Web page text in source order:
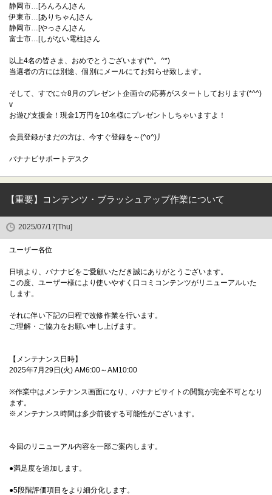
静岡市…[ろんろん]さん
伊東市…[ありちゃん]さん
静岡市…[やっさん]さん
富士市…[しがない電柱]さん
以上4名の皆さま、おめでとうございます(*^。^*)
当選者の方には別途、個別にメールにてお知らせ致します。
そして、すでに☆8月のプレゼント企画☆の応募がスタートしております(*^^)
v
お遊び支援金！現金1万円を10名様にプレゼントしちゃいますよ！
会員登録がまだの方は、今すぐ登録を～(^o^)丿
バナナビサポートデスク
【重要】コンテンツ・ブラッシュアップ作業について
2025/07/17[Thu]
ユーザー各位
日頃より、バナナビをご愛顧いただき誠にありがとうございます。
この度、ユーザー様により使いやすく口コミコンテンツがリニューアルいた
します。
それに伴い下記の日程で改修作業を行います。
ご理解・ご協力をお願い申し上げます。
【メンテナンス日時】
2025年7月29日(火) AM6:00～AM10:00
※作業中はメンテナンス画面になり、バナナビサイトの閲覧が完全不可となり
ます。
※メンテナンス時間は多少前後する可能性がございます。
今回のリニューアル内容を一部ご案内します。
●満足度を追加します。
●5段階評価項目をより細分化します。